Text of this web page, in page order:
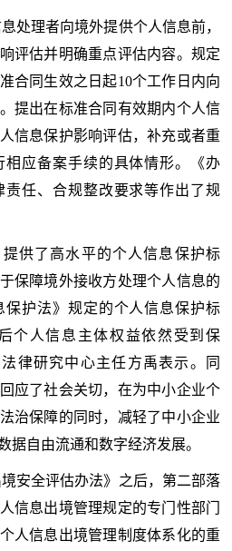
处理者向境外提供个人信息前，
评估并明确重点评估内容。规定
合同生效之日起10个工作日内向
提出在标准合同有效期内个人信
信息保护影响评估，补充或者重
应备案手续的具体情形。《办
任、合规整改要求等作出了规
供了高水平的个人信息保护标
保障境外接收方处理个人信息的
护法》规定的个人信息保护标
个人信息主体权益依然受到保
律研究中心主任方禹表示。同
应了社会关切，在为中小企业个
治保障的同时，减轻了中小企业
据自由流通和数字经济发展。
境安全评估办法》之后，第二部落
信息出境管理规定的专门性部门
人信息出境管理制度体系化的重